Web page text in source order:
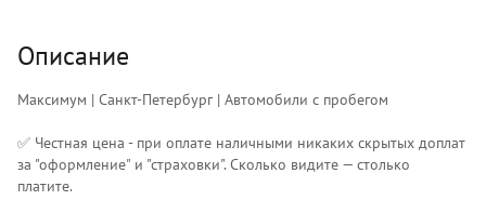
Описание
Максимум | Санкт-Петербург | Автомобили с пробегом
✅ Честная цена - при оплате наличными никаких скрытых доплат
за "оформление" и "страховки". Сколько видите — столько
платите.